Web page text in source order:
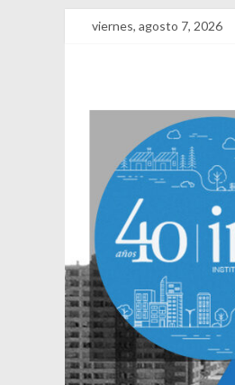
viernes, agosto 7, 2026